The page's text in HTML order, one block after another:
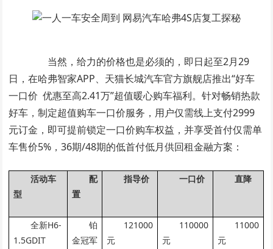
当然，给力的价格也是必须的，即日起至2月29
日，在哈弗智家APP、天猫长城汽车官方旗舰店推出“好车
一口价 优惠至高2.41万”超值暖心购车福利。针对畅销热款
好车，制定超值购车一口价服务，用户仅需线上支付2999
元订金，即可提前锁定一口价购车权益，并享受首付仅需单
车售价5%，36期/48期的低首付低月供回租金融方案：
活动车
型
配
置
指导价 一口价 直降
全新H6-
1.5GDIT
铂
金冠军
121000
元
110000
元
11000
元